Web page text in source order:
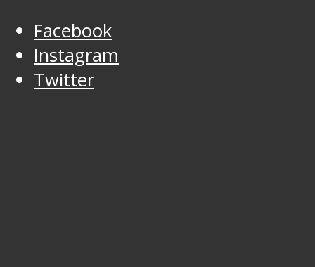
Facebook
Instagram
Twitter